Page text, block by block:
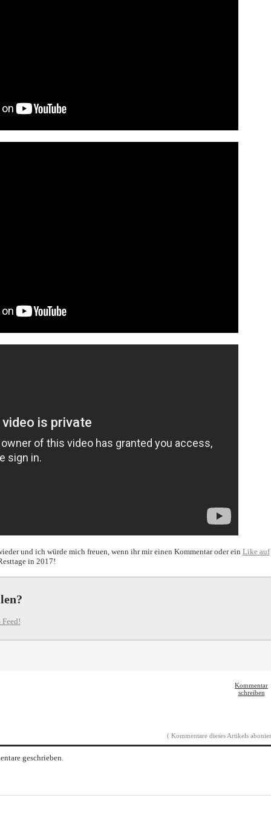
und ich würde mich freuen, wenn ihr mir einen Kommentar oder ein Like auf
in 2017!
Kommentar
schreiben
( Kommentare dieses Artikels
geschrieben.